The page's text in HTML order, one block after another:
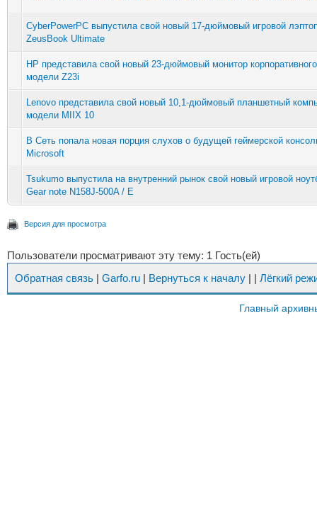
CyberPowerPC выпустила свой новый 17-дюймовый игровой
ZeusBook Ultimate
HP представила свой новый 23-дюймовый монитор
модели Z23i
Lenovo представила свой новый 10,1-дюймовый планшетный
модели MIIX 10
В Сеть попала новая порция слухов о будущей геймерской
Microsoft
Tsukumo выпустила на внутренний рынок свой новый игровой
Gear note N158J-500A / E
Версия для просмотра
Пользователи просматривают эту тему: 1 Гость(ей)
Обратная связь | Garfo.ru | Вернуться к началу | | Лёгкий
Главный